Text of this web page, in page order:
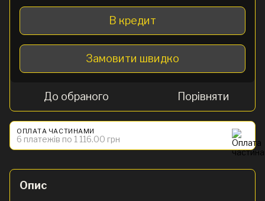
В кредит
Замовити швидко
До обраного Порівняти
ОПЛАТА ЧАСТИНАМИ
6 платежів по 1 116.00 грн
Опис